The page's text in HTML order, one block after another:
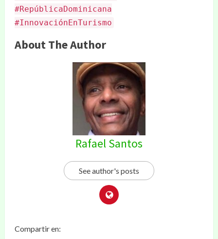
#RepúblicaDominicana
#InnovaciónEnTurismo
About The Author
Rafael Santos
See author's posts
Compartir en: